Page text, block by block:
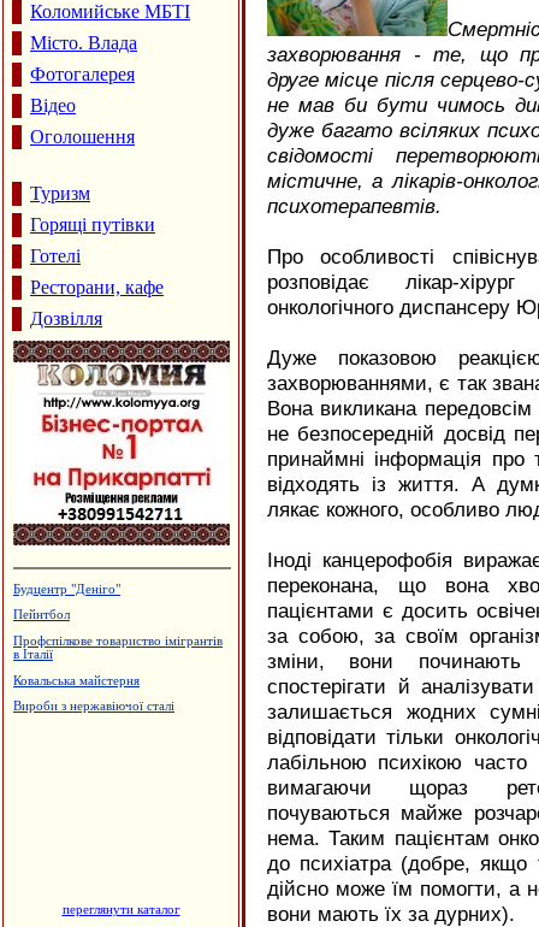
Коломийське МБТІ
Місто. Влада
Фотогалерея
Відео
Оголошення
Туризм
Горящі путівки
Готелі
Ресторани, кафе
Дозвілля
Кафе "Fresh"
Готельно-ресторанний комплекс
Готельний комплекс, сауна
переглянути каталог
захворювання - те, що
друге місце після
не мав би бути чимось
дуже багато всіляких
свідомості
містичне, а лікарів-
психотерапевтів.
Про особливості
розповідає лікар-
онкологічного диспансеру
Дуже показовою
захворюваннями, є так
Вона викликана
не безпосередній досвід
принаймні інформація про
відходять із життя. А
лякає кожного, особливо
Іноді канцерофобія
переконана, що вона
пацієнтами є досить
за собою, за своїм
зміни, вони починають
спостерігати й
залишається жодних
відповідати тільки
лабільною психікою часто
вимагаючи щораз
почуваються майже
нема. Таким пацієнтам
до психіатра (добре,
дійсно може їм помогти, а
вони мають їх за дурних).